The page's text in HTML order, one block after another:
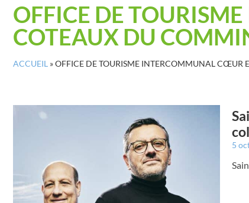
OFFICE DE
COTEAUX DU
ACCUEIL »OFFICE DE TOURISME INTERCOMMUNAL CŒUR
5